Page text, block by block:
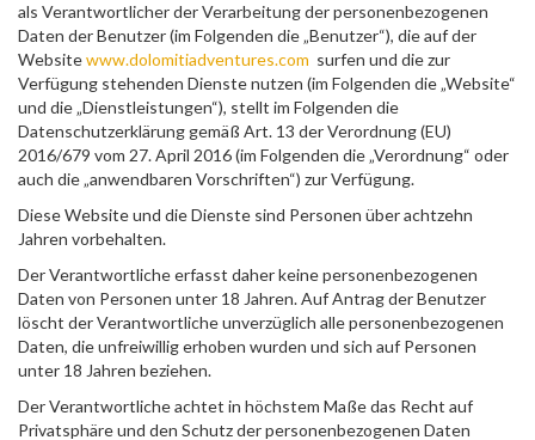
als Verantwortlicher der Verarbeitung der personenbezogenen
Daten der Benutzer (im Folgenden die „Benutzer“), die auf der
Websitewww.dolomitiadventures.com surfen und die zur
Verfügung stehenden Dienste nutzen (im Folgenden die „Website“
und die „Dienstleistungen“), stellt im Folgenden die
Datenschutzerklärung gemäß Art. 13 der Verordnung (EU)
2016/679 vom 27. April 2016 (im Folgenden die „Verordnung“ oder
auch die „anwendbaren Vorschriften“) zur Verfügung.
Diese Website und die Dienste sind Personen über achtzehn
Jahren vorbehalten.
Der Verantwortliche erfasst daher keine personenbezogenen
Daten von Personen unter 18 Jahren. Auf Antrag der Benutzer
löscht der Verantwortliche unverzüglich alle personenbezogenen
Daten, die unfreiwillig erhoben wurden und sich auf Personen
unter 18 Jahren beziehen.
Der Verantwortliche achtet in höchstem Maße das Recht auf
Privatsphäre und den Schutz der personenbezogenen Daten